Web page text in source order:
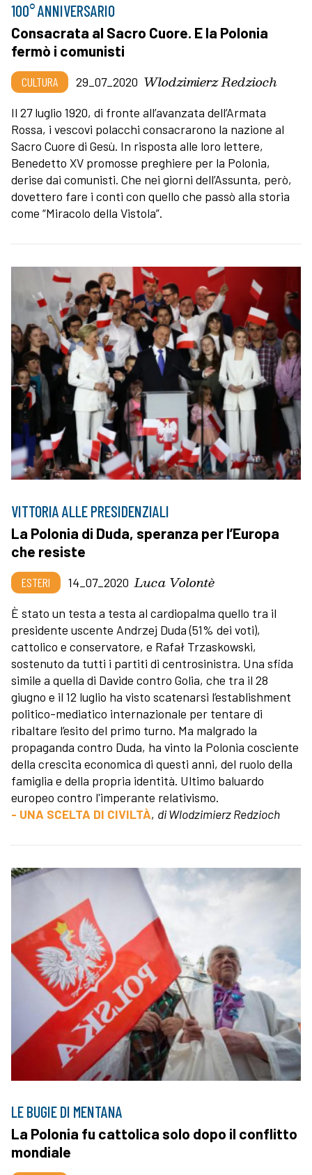
100° ANNIVERSARIO
Consacrata al Sacro Cuore. E la Polonia
fermò i comunisti
CULTURA 29_07_2020 Wlodzimierz Redzioch
Il 27 luglio 1920, di fronte all’avanzata dell’Armata
Rossa, i vescovi polacchi consacrarono la nazione al
Sacro Cuore di Gesù. In risposta alle loro lettere,
Benedetto XV promosse preghiere per la Polonia,
derise dai comunisti. Che nei giorni dell’Assunta, però,
dovettero fare i conti con quello che passò alla storia
come “Miracolo della Vistola”.
VITTORIA ALLE PRESIDENZIALI
La Polonia di Duda, speranza per l’Europa
che resiste
ESTERI 14_07_2020 Luca Volontè
È stato un testa a testa al cardiopalma quello tra il
presidente uscente Andrzej Duda (51% dei voti),
cattolico e conservatore, e Rafał Trzaskowski,
sostenuto da tutti i partiti di centrosinistra. Una sfida
simile a quella di Davide contro Golia, che tra il 28
giugno e il 12 luglio ha visto scatenarsi l’establishment
politico-mediatico internazionale per tentare di
ribaltare l’esito del primo turno. Ma malgrado la
propaganda contro Duda, ha vinto la Polonia cosciente
della crescita economica di questi anni, del ruolo della
famiglia e della propria identità. Ultimo baluardo
europeo contro l'imperante relativismo.
- UNA SCELTA DI CIVILTÀ, di Wlodzimierz Redzioch
LE BUGIE DI MENTANA
La Polonia fu cattolica solo dopo il conflitto
mondiale